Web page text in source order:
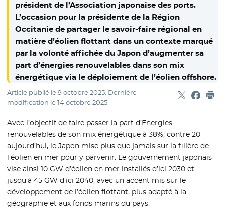
président de l’Association japonaise des ports.
L’occasion pour la présidente de la Région
Occitanie de partager le savoir-faire régional en
matière d’éolien flottant dans un contexte marqué
par la volonté affichée du Japon d’augmenter sa
part d’énergies renouvelables dans son mix
énergétique via le déploiement de l’éolien offshore.
Article publié le9 octobre 2025. Dernière
modification le14 octobre 2025. Partager
- Nouvelle
-
Avec l’objectif de faire passer la part d’Energies
renouvelables de son mix énergétique à 38%, contre 20
aujourd’hui, le Japon mise plus que jamais sur la filière de
l’éolien en mer pour y parvenir. Le gouvernement japonais
vise ainsi 10 GW d’éolien en mer installés d’ici 2030 et
jusqu’à 45 GW d’ici 2040, avec un accent mis sur le
développement de l’éolien flottant, plus adapté à la
géographie et aux fonds marins du pays.